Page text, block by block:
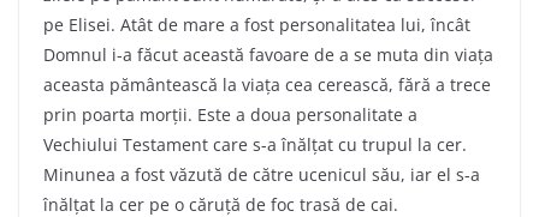
pe Elisei. Atât de mare a fost personalitatea lui, încât
Domnul i-a făcut această favoare de a se muta din viața
aceasta pământească la viața cea cerească, fără a trece
prin poarta morții. Este a doua personalitate a
Vechiului Testament care s-a înălțat cu trupul la cer.
Minunea a fost văzută de către ucenicul său, iar el s-a
înălțat la cer pe o căruță de foc trasă de cai.